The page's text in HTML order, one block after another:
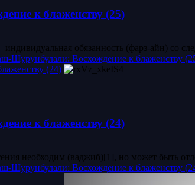
к блаженству (25)
обязанность (фарз-айн) со
Шурунбулали: Восхождение к блаженству
(24)
к блаженству (24)
необходим (ваджиб)[1], но может быть
Шурунбулали: Восхождение к блаженству